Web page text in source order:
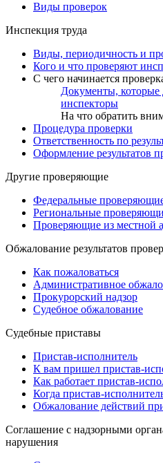
Виды проверок
Инспекция труда
Виды, периодичность и
Кого и что проверяют
С чего начинается
Документы,
инспекторы
На что обратить
Процедура проверки
Ответственность по
Оформление результатов
Другие проверяющие
Федеральные
Региональные
Проверяющие из местной
Обжалование результатов
Как пожаловаться
Административное
Прокурорский надзор
Судебное обжалование
Судебные приставы
Пристав-исполнитель
К вам пришел пристав-
Как работает пристав-
Когда пристав-
Обжалование действий
Cоглашение с надзорными
нарушения